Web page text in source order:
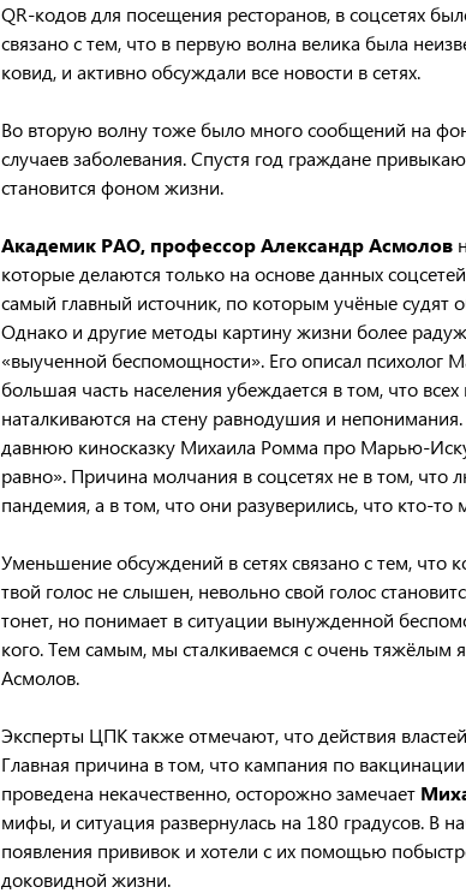
QR-кодов для посещения ресторанов, в соцсетях
связано с тем, что в первую волна велика была
ковид, и активно обсуждали все новости в сетях.
Во вторую волну тоже было много сообщений на
случаев заболевания. Спустя год граждане
становится фоном жизни.
Академик РАО, профессор Александр Асмолов
которые делаются только на основе данных
самый главный источник, по которым учёные судят
Однако и другие методы картину жизни более
«выученной беспомощности». Его описал психолог
большая часть населения убеждается в том, что
наталкиваются на стену равнодушия и
давнюю киносказку Михаила Ромма про Марью-
равно». Причина молчания в соцсетях не в том, что
пандемия, а в том, что они разуверились, что кто-
Уменьшение обсуждений в сетях связано с тем,
твой голос не слышен, невольно свой голос
тонет, но понимает в ситуации вынужденной
кого. Тем самым, мы сталкиваемся с очень тяжёлым
Асмолов.
Эксперты ЦПК также отмечают, что действия
Главная причина в том, что кампания по
проведена некачественно, осторожно замечает
мифы, и ситуация развернулась на 180 градусов. В
появления прививок и хотели с их помощью
доковидной жизни.